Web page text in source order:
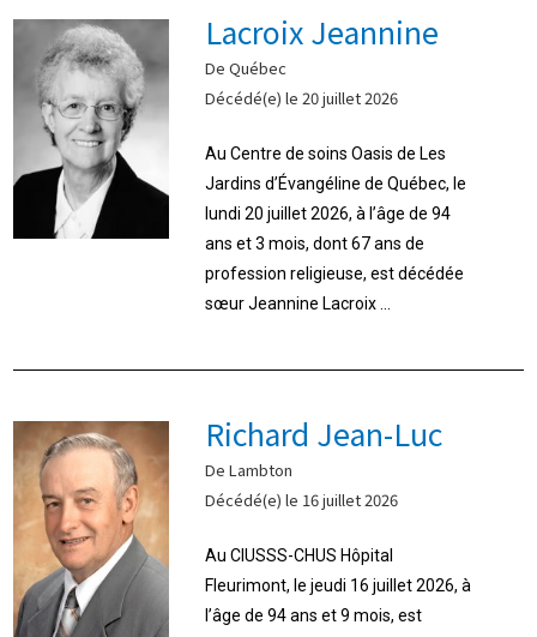
Lacroix Jeannine
De Québec
Décédé(e) le 20 juillet 2026
Au Centre de soins Oasis de Les
Jardins d’Évangéline de Québec, le
lundi 20 juillet 2026, à l’âge de 94
ans et 3 mois, dont 67 ans de
profession religieuse, est décédée
sœur Jeannine Lacroix ...
Richard Jean-Luc
De Lambton
Décédé(e) le 16 juillet 2026
Au CIUSSS-CHUS Hôpital
Fleurimont, le jeudi 16 juillet 2026, à
l’âge de 94 ans et 9 mois, est